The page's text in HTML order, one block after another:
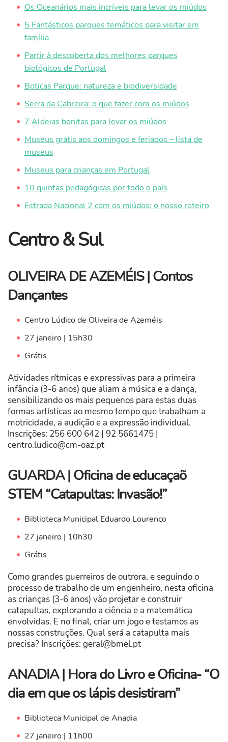
Os Oceanários mais incríveis para levar os miúdos
5 Fantásticos parques temáticos para visitar em
família
Partir à descoberta dos melhores parques
biológicos de Portugal
Boticas Parque: natureza e biodiversidade
Serra da Cabreira: o que fazer com os miúdos
7 Aldeias bonitas para levar os miúdos
Museus grátis aos domingos e feriados – lista de
museus
Museus para crianças em Portugal
10 quintas pedagógicas por todo o país
Estrada Nacional 2 com os miúdos: o nosso roteiro
Centro & Sul
OLIVEIRA DE AZEMÉIS | Contos
Dançantes
Centro Lúdico de Oliveira de Azeméis
27 janeiro | 15h30
Grátis
Atividades rítmicas e expressivas para a primeira
infância (3-6 anos) que aliam a música e a dança,
sensibilizando os mais pequenos para estas duas
formas artísticas ao mesmo tempo que trabalham a
motricidade, a audição e a expressão individual.
Inscrições: 256 600 642 | 92 5661475 |
centro.ludico@cm-oaz.pt
GUARDA | Oficina de educaçaõ
STEM “Catapultas: Invasão!”
Biblioteca Municipal Eduardo Lourenço
27 janeiro | 10h30
Grátis
Como grandes guerreiros de outrora, e seguindo o
processo de trabalho de um engenheiro, nesta oficina
as crianças (3-6 anos) vão projetar e construir
catapultas, explorando a ciência e a matemática
envolvidas. E no final, criar um jogo e testamos as
nossas construções. Qual será a catapulta mais
precisa? Inscrições: geral@bmel.pt
ANADIA | Hora do Livro e Oficina- “O
dia em que os lápis desistiram”
Biblioteca Municipal de Anadia
27 janeiro | 11h00